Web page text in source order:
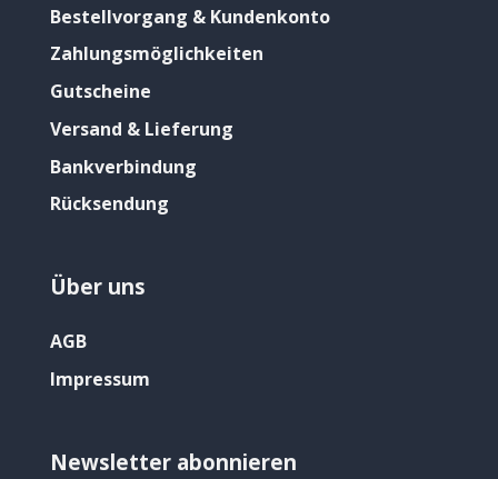
Bestellvorgang & Kundenkonto
Zahlungsmöglichkeiten
Gutscheine
Versand & Lieferung
Bankverbindung
Rücksendung
Über uns
AGB
Impressum
Newsletter abonnieren